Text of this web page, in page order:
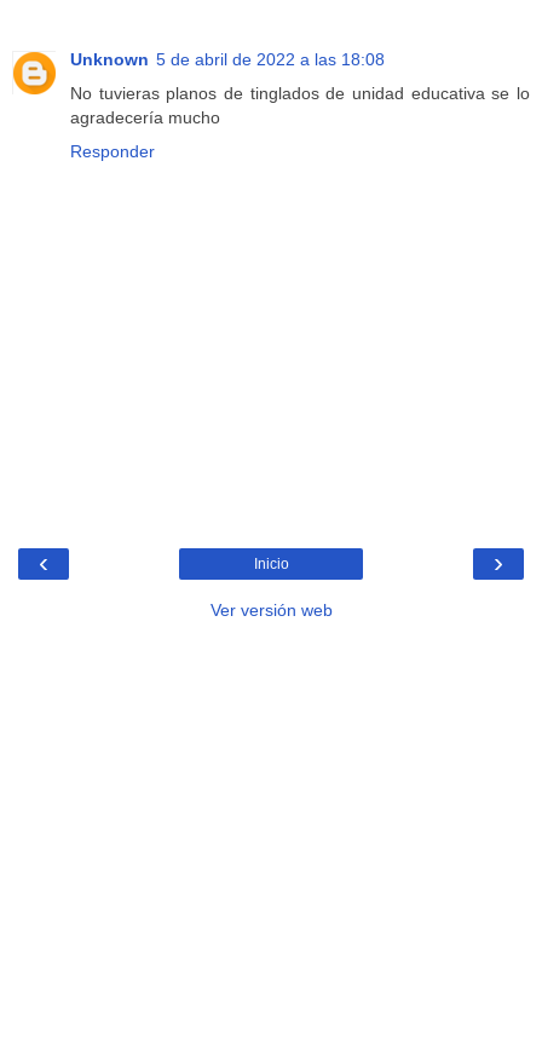
Unknown 5 de abril de 2022 a las 18:08
No tuvieras planos de tinglados de unidad educativa se lo
agradecería mucho
Responder
‹ ›
Inicio
Ver versión web